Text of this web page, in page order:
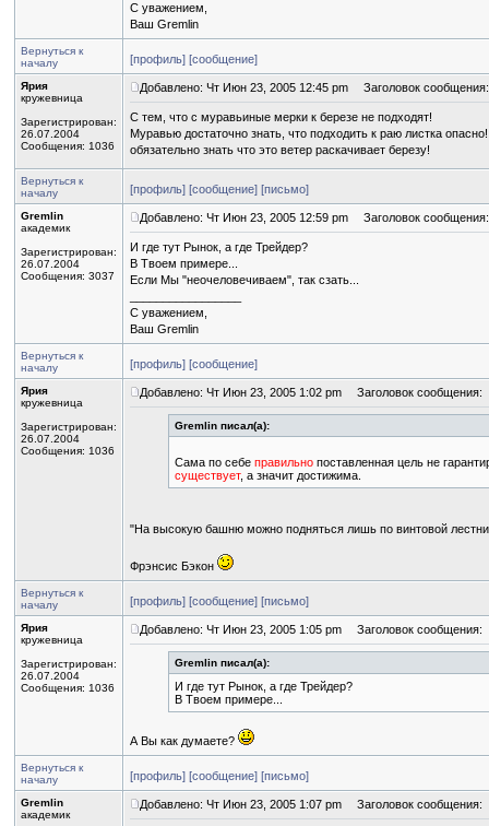
С уважением,
Ваш Gremlin
Вернуться к
началу
[профиль] [сообщение]
Ярия
кружевница
Зарегистрирован:
26.07.2004
Сообщения: 1036
Добавлено: Чт Июн 23, 2005 12:45 pm Заголовок сообщения:
C тем, что с муравьиные мерки к березе не подходят!
Муравью достаточно знать, что подходить к раю листка
обязательно знать что это ветер раскачивает березу!
Вернуться к
началу
[профиль] [сообщение] [письмо]
Gremlin
академик
Зарегистрирован:
26.07.2004
Сообщения: 3037
Добавлено: Чт Июн 23, 2005 12:59 pm Заголовок сообщения:
И где тут Рынок, а где Трейдер?
В Твоем примере...
Если Мы "неочеловечиваем", так сзать...
С уважением,
Ваш Gremlin
Вернуться к
началу
[профиль] [сообщение]
Ярия
кружевница
Зарегистрирован:
26.07.2004
Сообщения: 1036
Добавлено: Чт Июн 23, 2005 1:02 pm Заголовок сообщения:
Gremlin писал(а):
Сама по себе правильно поставленная цель не
существует, а значит достижима.
"На высокую башню можно подняться лишь по винтовой
Фрэнсис Бэкон
Вернуться к
началу
[профиль] [сообщение] [письмо]
Ярия
кружевница
Зарегистрирован:
26.07.2004
Сообщения: 1036
Добавлено: Чт Июн 23, 2005 1:05 pm Заголовок сообщения:
Gremlin писал(а):
И где тут Рынок, а где Трейдер?
В Твоем примере...
А Вы как думаете?
Вернуться к
началу
[профиль] [сообщение] [письмо]
Gremlin
академик
Добавлено: Чт Июн 23, 2005 1:07 pm Заголовок сообщения: